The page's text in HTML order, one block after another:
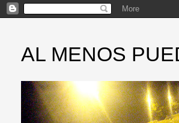
AL MENOS